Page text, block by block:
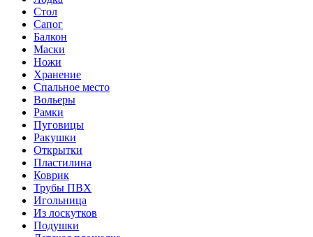
Стол
Сапог
Балкон
Маски
Ножи
Хранение
Спальное место
Вольеры
Рамки
Пуговицы
Ракушки
Открытки
Пластилина
Коврик
Трубы ПВХ
Игольница
Из лоскутков
Подушки